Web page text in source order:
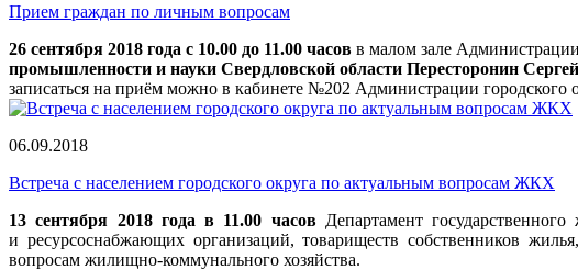
Прием граждан по личным вопросам
26 сентября 2018 года с 10.00 до 11.00 часов в малом зале
промышленности и науки Свердловской области Пересторонин
записаться на приём можно в кабинете №202 Администрации городского
06.09.2018
Встреча с населением городского округа по актуальным вопросам ЖКХ
13 сентября 2018 года в 11.00 часовДепартамент
и ресурсоснабжающих организаций, товариществ собственников
вопросам жилищно-коммунального хозяйства.